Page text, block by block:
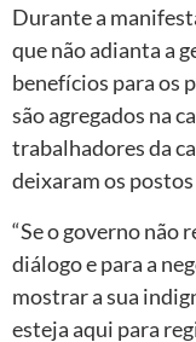
Durante a
que não adianta a
benefícios para os
são agregados na
trabalhadores da
deixaram os
“Se o governo não
diálogo e para a
mostrar a sua
esteja aqui para